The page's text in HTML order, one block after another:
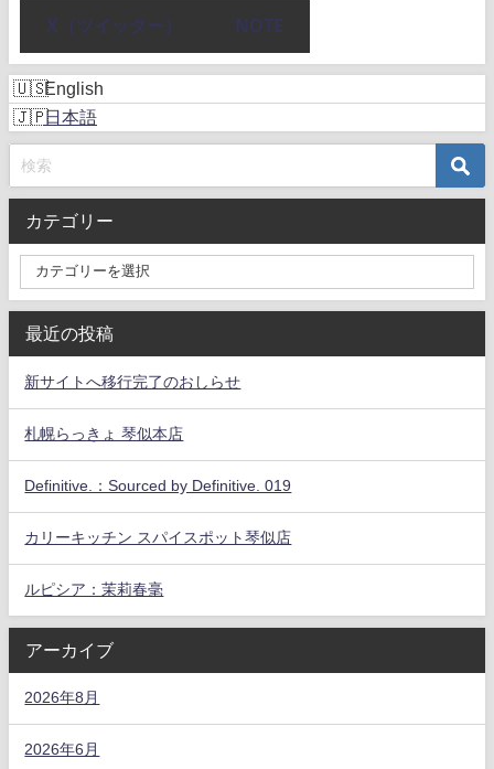
X（ツイッター） NOTE
English
日本語
カテゴリー
最近の投稿
新サイトへ移行完了のおしらせ
札幌らっきょ 琴似本店
Definitive.：Sourced by Definitive. 019
カリーキッチン スパイスポット琴似店
ルピシア：茉莉春毫
アーカイブ
2026年8月
2026年6月